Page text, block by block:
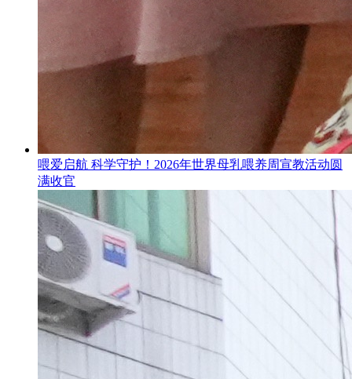
喂爱启航 科学守护！2026年世界母乳喂养周宣教活动圆
满收官